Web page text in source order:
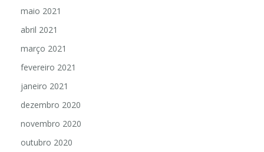
maio 2021
abril 2021
março 2021
fevereiro 2021
janeiro 2021
dezembro 2020
novembro 2020
outubro 2020